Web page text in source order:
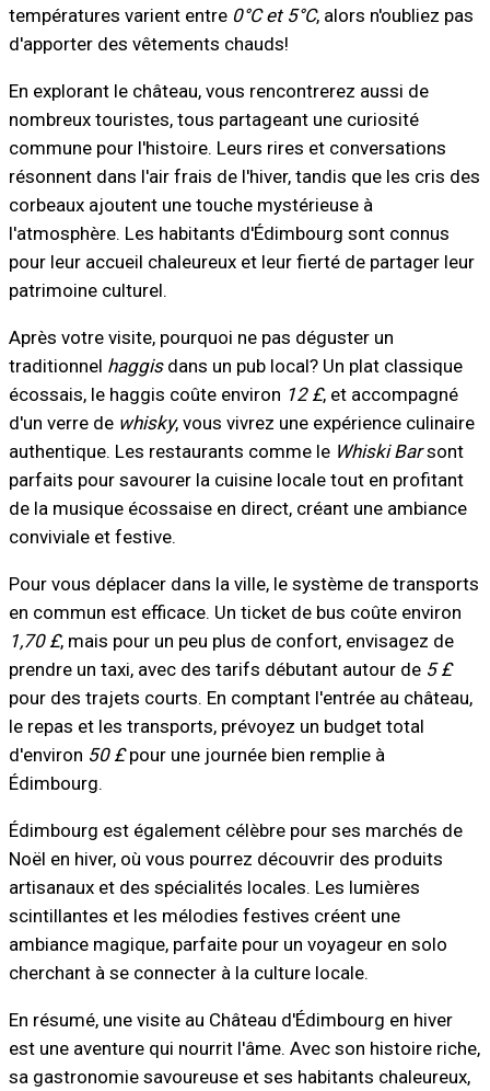
températures varient entre 0°C et 5°C, alors n'oubliez pas
d'apporter des vêtements chauds!
En explorant le château, vous rencontrerez aussi de
nombreux touristes, tous partageant une curiosité
commune pour l'histoire. Leurs rires et conversations
résonnent dans l'air frais de l'hiver, tandis que les cris des
corbeaux ajoutent une touche mystérieuse à
l'atmosphère. Les habitants d'Édimbourg sont connus
pour leur accueil chaleureux et leur fierté de partager leur
patrimoine culturel.
Après votre visite, pourquoi ne pas déguster un
traditionnel haggisdans un pub local? Un plat classique
écossais, le haggis coûte environ 12 £, et accompagné
d'un verre de whisky, vous vivrez une expérience culinaire
authentique. Les restaurants comme le Whiski Barsont
parfaits pour savourer la cuisine locale tout en profitant
de la musique écossaise en direct, créant une ambiance
conviviale et festive.
Pour vous déplacer dans la ville, le système de transports
en commun est efficace. Un ticket de bus coûte environ
1,70 £, mais pour un peu plus de confort, envisagez de
prendre un taxi, avec des tarifs débutant autour de 5 £
pour des trajets courts. En comptant l'entrée au château,
le repas et les transports, prévoyez un budget total
d'environ 50 £pour une journée bien remplie à
Édimbourg.
Édimbourg est également célèbre pour ses marchés de
Noël en hiver, où vous pourrez découvrir des produits
artisanaux et des spécialités locales. Les lumières
scintillantes et les mélodies festives créent une
ambiance magique, parfaite pour un voyageur en solo
cherchant à se connecter à la culture locale.
En résumé, une visite au Château d'Édimbourg en hiver
est une aventure qui nourrit l'âme. Avec son histoire riche,
sa gastronomie savoureuse et ses habitants chaleureux,